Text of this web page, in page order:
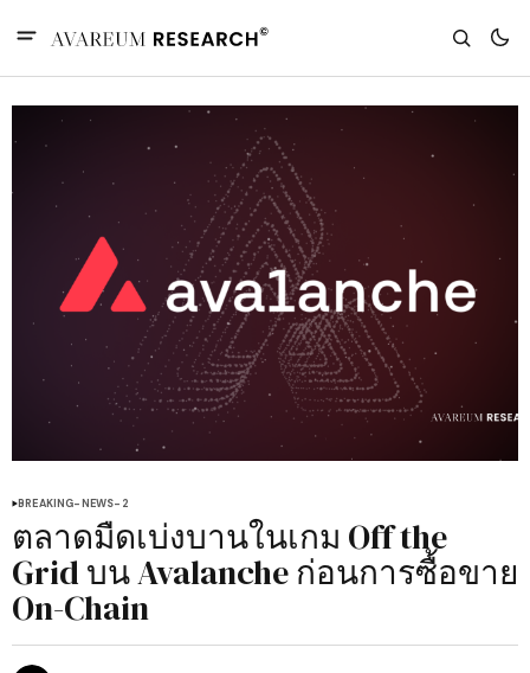
BREAKING-NEWS-2
ตลาดมืดเบ่งบานในเกม Off the
Grid บน Avalanche ก่อนการซื้อขาย
On-Chain